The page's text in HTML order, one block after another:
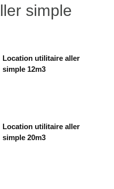
simple
Location utilitaire aller
simple 12m3
Location utilitaire aller
simple 20m3